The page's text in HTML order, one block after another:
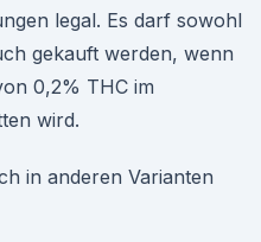
legal. Es darf sowohl
gekauft werden, wenn
0,2% THC im
wird.
in anderen Varianten